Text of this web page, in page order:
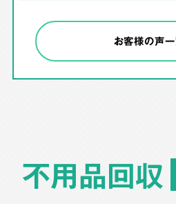
お客様の声
不用品回収